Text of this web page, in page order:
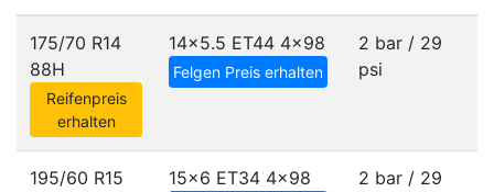
175/70 R14
88H
Reifenpreis
erhalten
14x5.5 ET44 4x98
Felgen Preis erhalten
2 bar / 29
psi
195/60 R15
15x6 ET34 4x98
2 bar / 29